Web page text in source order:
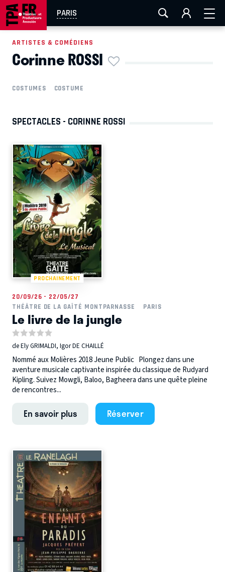
PARIS
AIX-MARSEILLE LA ROCHELLE
EN TOURNÉE
ARTISTES & COMÉDIENS
Corinne ROSSI
COSTUMES COSTUME
SPECTACLES - CORINNE ROSSI
PROCHAINEMENT
20/09/26 - 22/05/27
THÉÂTRE DE LA GAÎTÉ MONTPARNASSE
PARIS
Le livre de la jungle
de Ely GRIMALDI, Igor DE CHAILLÉ
Nommé aux Molières 2018 Jeune Public Plongez dans une
aventure musicale captivante inspirée du classique de Rudyard
Kipling. Suivez Mowgli, Baloo, Bagheera dans une quête pleine
de rencontres...
En savoir plus Réserver